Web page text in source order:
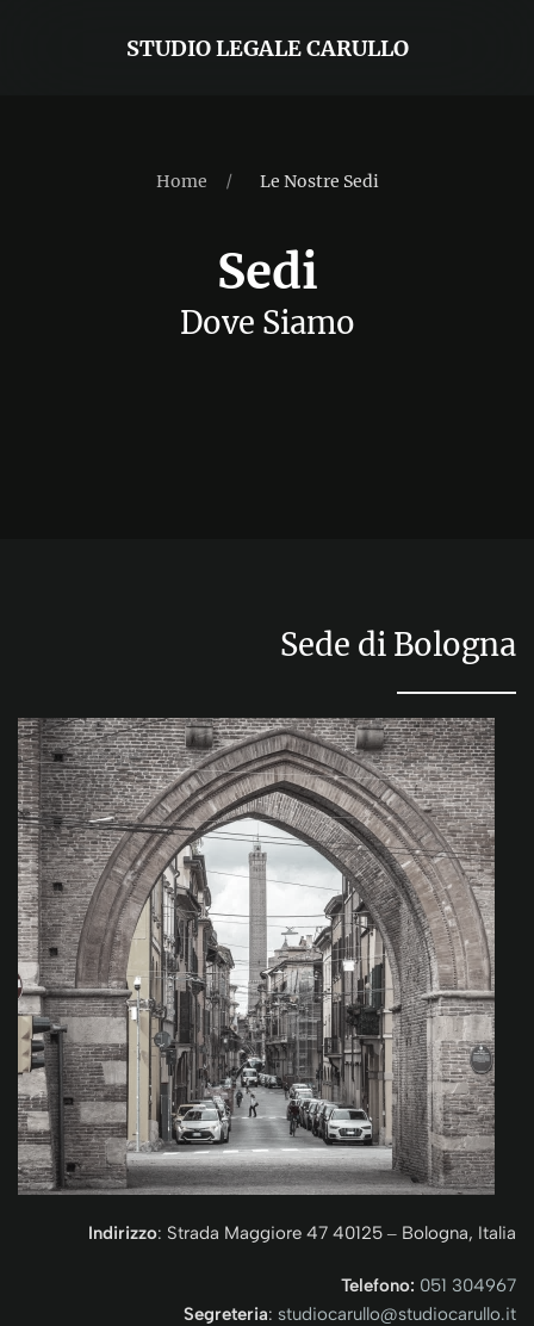
STUDIO LEGALE CARULLO
Home Le Nostre Sedi
Sedi
Dove Siamo
Sede di Bologna
Indirizzo: Strada Maggiore 47 40125 ‒ Bologna, Italia
Telefono: 051 304967
Segreteria: studiocarullo@studiocarullo.it